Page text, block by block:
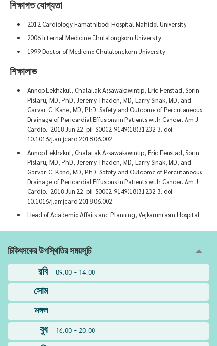
শিক্ষাগত যোগ্যতা
2012 Cardiology Ramathibodi Hospital Mahidol University
2006 Internal Medicine Chulalongkorn University
1999 Doctor of Medicine Chulalongkorn University
শিক্ষালাভ
Annop Lekhakul, Chalailak Assawakawintip, Eric Fenstad, Sorin
Pislaru, MD, PhD, Jeremy Thaden, MD, Larry Sinak, MD, and
Garvan C. Kane, MD, PhD. Safety and Outcome of Percutaneous
Drainage of Pericardial Effusions in Patients with Cancer. Am J
Cardiol. 2018 Jun 22. pii: S0002-9149(18)31232-3. doi:
10.1016/j.amjcard.2018.06.002.
Annop Lekhakul, Chalailak Assawakawintip, Eric Fenstad, Sorin
Pislaru, MD, PhD, Jeremy Thaden, MD, Larry Sinak, MD, and
Garvan C. Kane, MD, PhD. Safety and Outcome of Percutaneous
Drainage of Pericardial Effusions in Patients with Cancer. Am J
Cardiol. 2018 Jun 22. pii: S0002-9149(18)31232-3. doi:
10.1016/j.amjcard.2018.06.002.
Head of Academic Affairs and Planning, Vejkarunrasm Hospital
চিকিৎসকের উপস্থিতির সময়সূচি
রবি
09:00 - 14:00
সোম
মঙ্গল
বুধ
16:00 - 20:00